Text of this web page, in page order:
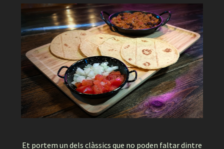
Et portem un dels clàssics que no poden faltar dintre